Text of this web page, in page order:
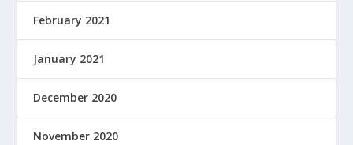
February 2021
January 2021
December 2020
November 2020